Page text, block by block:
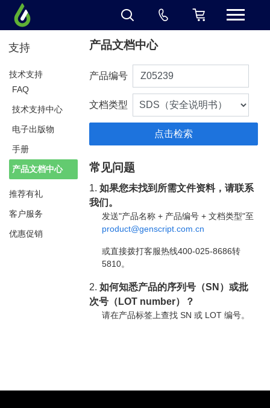
支持
技术支持
FAQ
技术支持中心
电子出版物
手册
产品文档中心
推荐有礼
客户服务
优惠促销
产品文档中心
产品编号
文档类型
常见问题
1.如果您未找到所需文件资料，请联系
我们。
发送"产品名称 + 产品编号 + 文档类型"至
product@genscript.com.cn
或直接拨打客服热线400-025-8686转
5810。
2.如何知悉产品的序列号（SN）或批
次号（LOT number）？
请在产品标签上查找 SN 或 LOT 编号。